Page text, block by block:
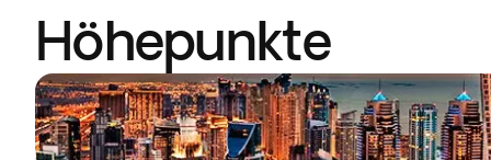
Höhepunkte